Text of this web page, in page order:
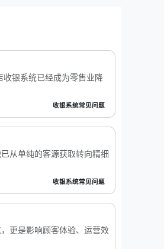
银系统已经成为零售业降
收银系统常见问题
从单纯的客源获取转向精细
收银系统常见问题
更是影响顾客体验、运营效